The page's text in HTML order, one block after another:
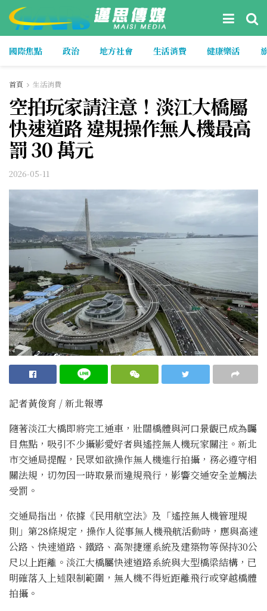
國際焦點 政治 地方社會 生活消費 健康樂活
首頁 生活消費
空拍玩家請注意！淡江大橋屬
快速道路 違規操作無人機最高
罰 30 萬元
2026-05-11
記者黃俊育 / 新北報導
隨著淡江大橋即將完工通車，壯闊橋體與河口景觀已成為矚
目焦點，吸引不少攝影愛好者與遙控無人機玩家關注。新北
市交通局提醒，民眾如欲操作無人機進行拍攝，務必遵守相
關法規，切勿因一時取景而違規飛行，影響交通安全並觸法
受罰。
交通局指出，依據《民用航空法》及「遙控無人機管理規
則」第28條規定，操作人從事無人機飛航活動時，應與高速
公路、快速道路、鐵路、高架捷運系統及建築物等保持30公
尺以上距離。淡江大橋屬快速道路系統與大型橋梁結構，已
明確落入上述限制範圍，無人機不得近距離飛行或穿越橋體
拍攝。